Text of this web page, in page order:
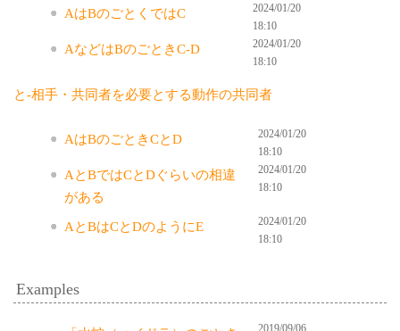
AはBのごとくではC
2024/01/20
18:10
AなどはBのごときC-D
2024/01/20
18:10
と-相手・共同者を必要とする動作の共同者
AはBのごときCとD
2024/01/20
18:10
AとBではCとDぐらいの相違
がある
2024/01/20
18:10
AとBはCとDのようにE
2024/01/20
18:10
Examples
2019/09/06